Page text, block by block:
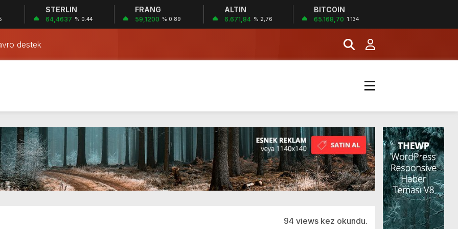
STERLIN
64,4637 % 0.44
FRANG
59,1200 % 0.89
ALTIN
6.671,84 % 2,76
BITCOIN
65.168,70 1.134
İHANET ŞEBEKESİ: DR. NİHAT URUÇ VE SEMİH İŞİTME MERKEZİ’NİN SGK
Sİ-SER İŞİTME MERKEZLERİ VE MODERN UMUT TACİRLİĞİ
destek
romatizmayı tedavi ettiği iddasıyla kaplan idrarı satmaya başladı
mahsur kalan astronotları dünyaya döndürecek
yatırım yapacak
Mona Lisa taşınıyor
merkezinde protesto düzenledi
Guantanamo’da tutulacak
rüşvet almaktan 11 yıl hapis cezası verildi
İHANET ŞEBEKESİ: DR. NİHAT URUÇ VE SEMİH İŞİTME MERKEZİ’NİN SGK
94 views kez okundu.